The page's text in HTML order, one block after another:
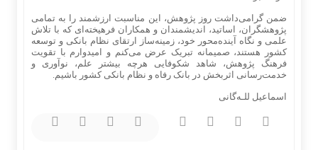
ضمن گرامی‌داشت روز پژوهش، این مناسبت ارزشمند را به تمامی
پژوهشگران، اساتید، اندیشمندان و همکاران فرهیخته‌ای که با تلاش
علمی و نگاه آینده‌محور خود، زمینه‌ساز ارتقای نظام بانکی و توسعه
کشور هستند، صمیمانه تبریک عرض می‌کنم و امیدوارم با تقویت
فرهنگ پژوهش، شاهد شکوفایی هرچه بیشتر علم، نوآوری و
خدمت‌رسانی اثربخش در بانک رفاه و نظام بانکی کشور باشیم.
اسماعیل للـه‌گانی